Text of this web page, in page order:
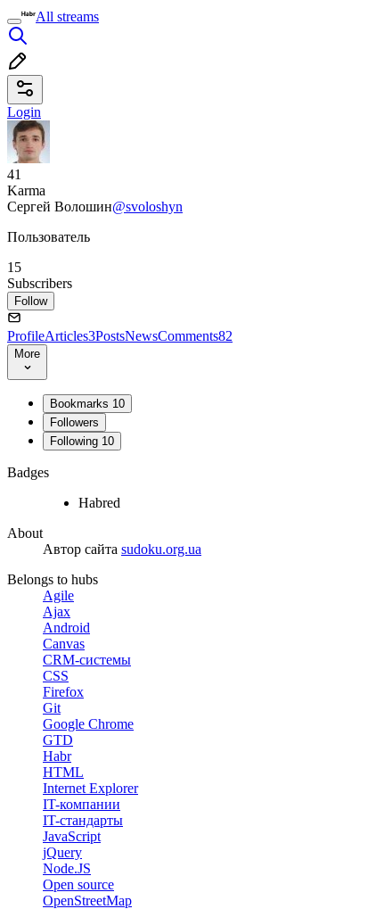
All streams
Login
41
Karma
Сергей Волошин@svoloshyn
Пользователь
15
Subscribers
Follow
ProfileArticles3PostsNewsComments82
More
Bookmarks 10
Followers
Following 10
Badges
Habred
About
Автор сайта sudoku.org.ua
Belongs to hubs
Agile
Ajax
Android
Canvas
CRM-системы
CSS
Firefox
Git
Google Chrome
GTD
Habr
HTML
Internet Explorer
IT-компании
IT-стандарты
JavaScript
jQuery
Node.JS
Open source
OpenStreetMap